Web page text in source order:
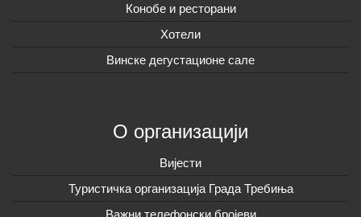
Конобе и ресторани
Хотели
Винске дегустационе сале
О организацији
Вијeсти
Туристичка организација Града Требиња
Важни телефонски бројеви